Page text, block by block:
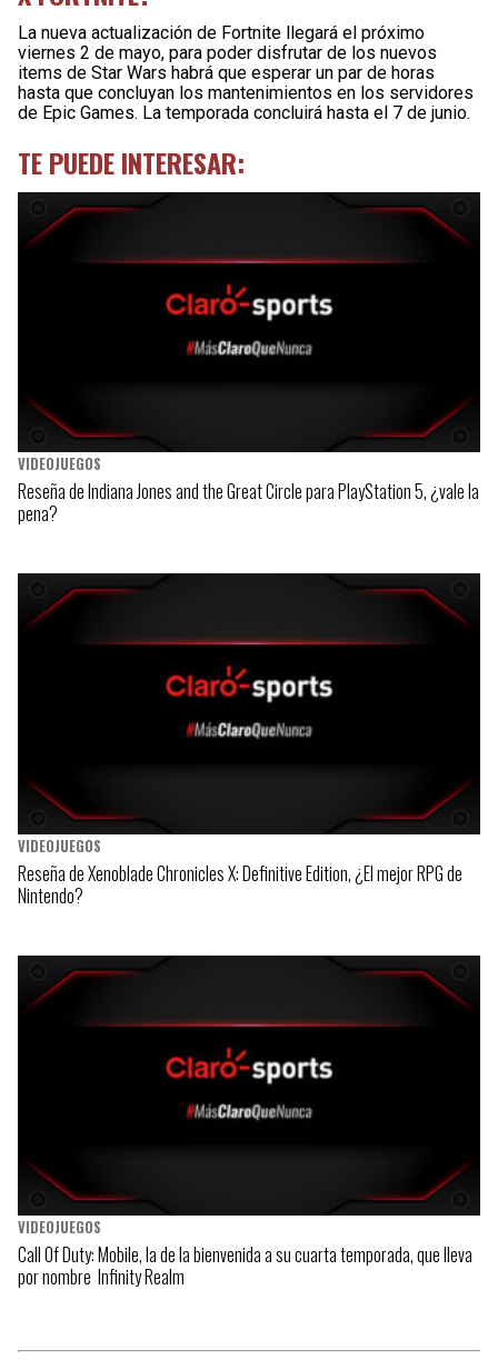
La nueva actualización de Fortnite llegará el próximo
viernes 2 de mayo, para poder disfrutar de los nuevos
items de Star Wars habrá que esperar un par de horas
hasta que concluyan los mantenimientos en los servidores
de Epic Games. La temporada concluirá hasta el 7 de junio.
TE PUEDE INTERESAR:
VIDEOJUEGOS
Reseña de Indiana Jones and the Great Circle para PlayStation 5, ¿vale la
pena?
VIDEOJUEGOS
Reseña de Xenoblade Chronicles X: Definitive Edition, ¿El mejor RPG de
Nintendo?
VIDEOJUEGOS
Call Of Duty: Mobile, la de la bienvenida a su cuarta temporada, que lleva
por nombre Infinity Realm